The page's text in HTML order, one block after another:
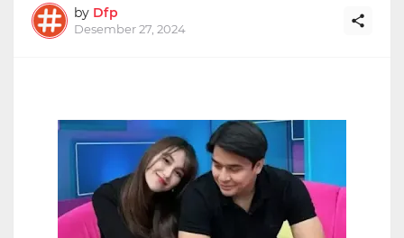
by Dfp
Desember 27, 2024